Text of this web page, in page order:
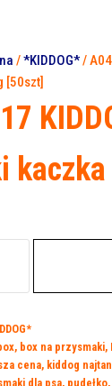
/*KIDDOG*/
[50szt]
, box na przysmaki,
cena, kiddog
dla psa, pudełko,